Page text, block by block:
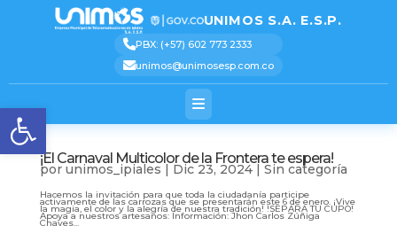
Abrir barra de
message=»» highlight=»» provider=»manual»/]
Text 2 Text 3
UNIMOS S.A. E.S.P.
PBX: (+57) 602 773 2333
unimos@unimosesp.com.co
¡El Carnaval Multicolor de la Frontera te espera!
por unimos_ipiales | Dic 23, 2024| Sin categoría
Hacemos la invitación para que toda la ciudadanía participe
activamente de las carrozas que se presentarán este 6 de enero. ¡Vive
la magia, el color y la alegría de nuestra tradición! !SEPARA TU CUPO!
Apoya a nuestros artesanos: Información: Jhon Carlos Zúñiga
Chaves...